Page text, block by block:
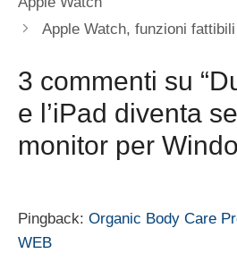
Apple Watch, funzioni
3 commenti su
e l’iPad diventa
monitor per
Pingback: Organic Body Care
WEB